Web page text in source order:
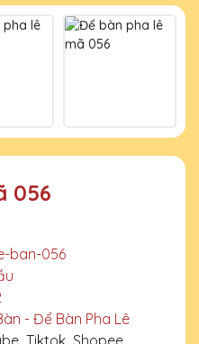
056
ban-056
- Để Bàn Pha Lê
Tiktok Shopee